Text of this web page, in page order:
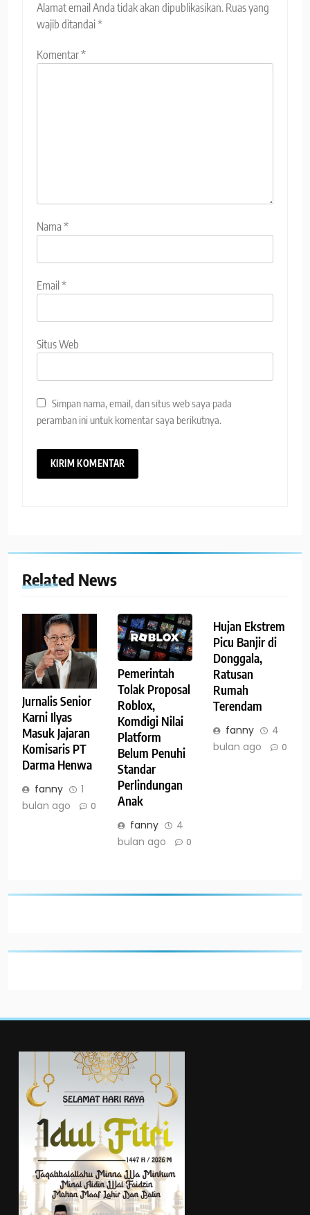
Alamat email Anda tidak akan dipublikasikan. Ruas yang
wajib ditandai*
Komentar*
Nama*
Email *
Situs Web
Simpan nama, email, dan situs web saya pada
peramban ini untuk komentar saya berikutnya.
Related News
Jurnalis Senior
Karni Ilyas
Masuk Jajaran
Komisaris PT
Darma Henwa
fanny
1
bulan ago
0
Pemerintah
Tolak Proposal
Roblox,
Komdigi Nilai
Platform
Belum Penuhi
Standar
Perlindungan
Anak
fanny
4
bulan ago
0
Hujan Ekstrem
Picu Banjir di
Donggala,
Ratusan
Rumah
Terendam
fanny
4
bulan ago
0